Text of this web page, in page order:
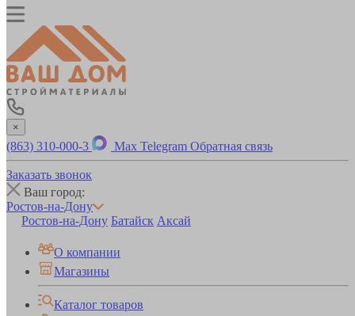
×
(863) 310-000-3 Max Telegram Обратная связь
Заказать звонок
Ваш город:
Ростов-на-Дону
Ростов-на-Дону Батайск Аксай
О компании
Магазины
Каталог товаров